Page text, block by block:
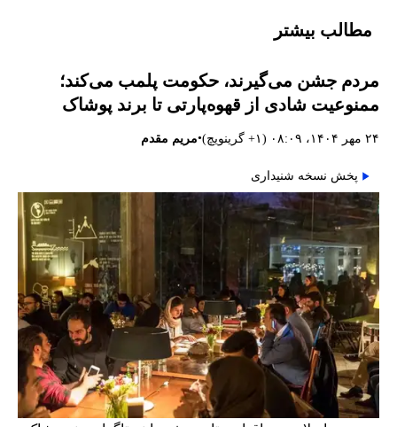
مطالب بیشتر
مردم جشن می‌گیرند، حکومت پلمب می‌کند؛
ممنوعیت شادی از قهوه‌پارتی تا برند پوشاک
۲۴ مهر ۱۴۰۴، ۰۸:۰۹ (‎+۱ گرینویچ) •مریم مقدم
پخش نسخه شنیداری